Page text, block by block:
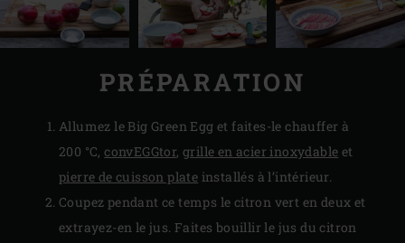
PRÉPARATION
Allumez le Big Green Egg et faites-le chauffer à
200 °C,convEGGtor,grille en acier inoxydable et
pierre de cuisson plate installés à l’intérieur.
Coupez pendant ce temps le citron vert en deux et
extrayez-en le jus. Faites bouillir le jus du citron